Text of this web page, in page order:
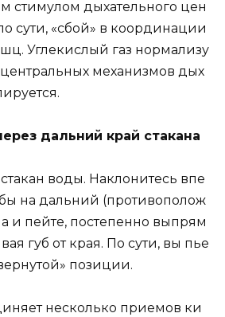
стимулом дыхательного цен
сути, «сбой» в координации
Углекислый газ нормализу
механизмов дых
дальний край стакана
воды. Наклонитесь впе
на дальний (противополож
и пейте, постепенно выпрям
губ от края. По сути, вы пье
позиции.
несколько приемов ки